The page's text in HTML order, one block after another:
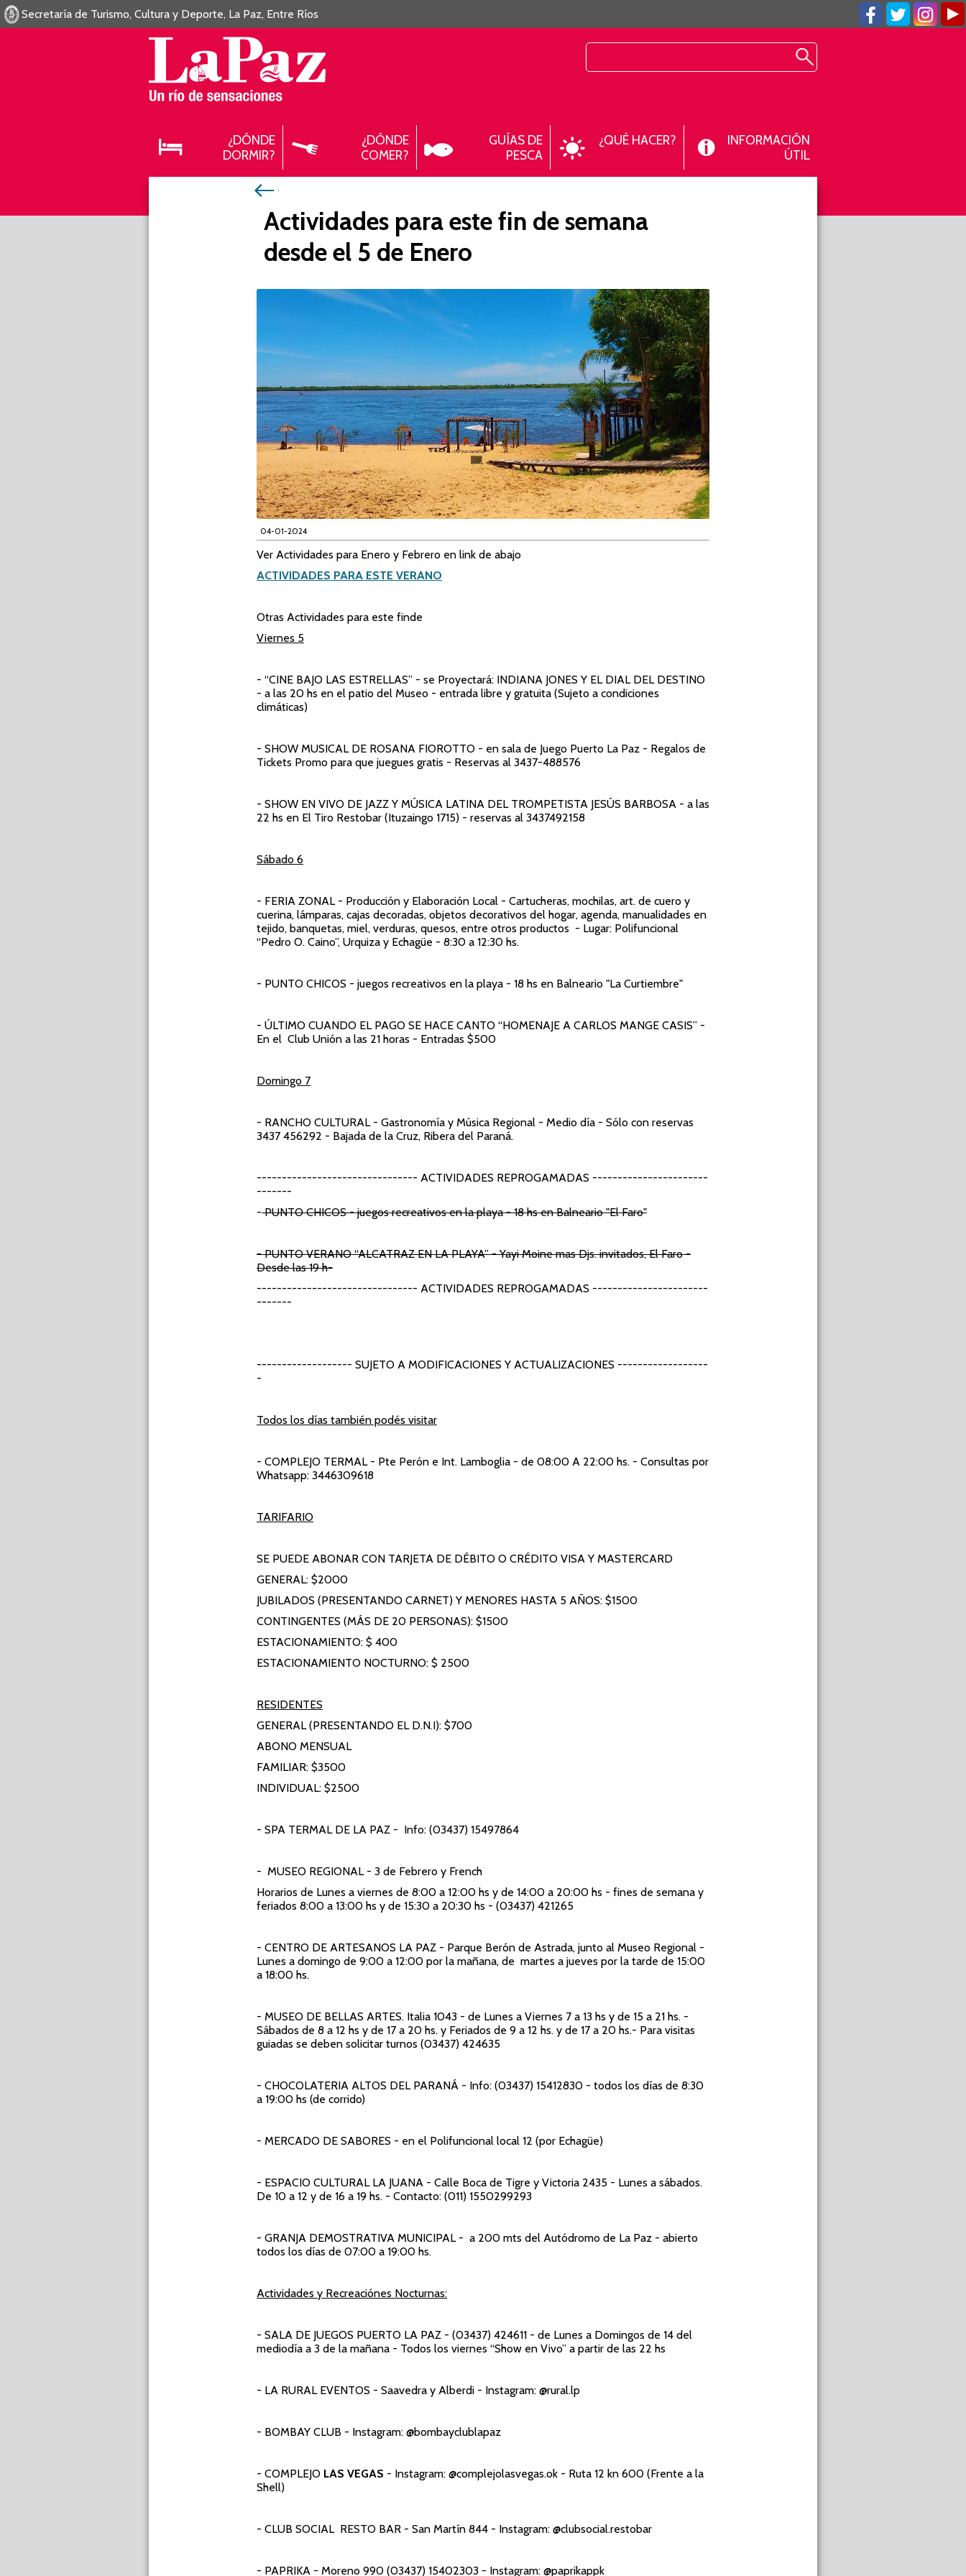
Secretaría de Turismo, Cultura y Deporte, La Paz, Entre Ríos
¿DÓNDE
DORMIR?
¿DÓNDE
COMER?
GUÍAS DE
PESCA
¿QUÉ HACER?
INFORMACIÓN
ÚTIL
Actividades para este fin de semana
desde el 5 de Enero
04-01-2024
Ver Actividades para Enero y Febrero en link de abajo
ACTIVIDADES PARA ESTE VERANO
Otras Actividades para este finde
Viernes 5
- “CINE BAJO LAS ESTRELLAS” - se Proyectará: INDIANA JONES Y EL DIAL DEL DESTINO
- a las 20 hs en el patio del Museo - entrada libre y gratuita (Sujeto a condiciones
climáticas)
- SHOW MUSICAL DE ROSANA FIOROTTO - en sala de Juego Puerto La Paz - Regalos de
Tickets Promo para que juegues gratis - Reservas al 3437-488576
- SHOW EN VIVO DE JAZZ Y MÚSICA LATINA DEL TROMPETISTA JESÚS BARBOSA - a las
22 hs en El Tiro Restobar (Ituzaingo 1715) - reservas al 3437492158
Sábado 6
- FERIA ZONAL - Producción y Elaboración Local - Cartucheras, mochilas, art. de cuero y
cuerina, lámparas, cajas decoradas, objetos decorativos del hogar, agenda, manualidades en
tejido, banquetas, miel, verduras, quesos, entre otros productos - Lugar: Polifuncional
“Pedro O. Caino”, Urquiza y Echagüe - 8:30 a 12:30 hs.
- PUNTO CHICOS - juegos recreativos en la playa - 18 hs en Balneario "La Curtiembre"
- ÚLTIMO CUANDO EL PAGO SE HACE CANTO “HOMENAJE A CARLOS MANGE CASIS” -
En el Club Unión a las 21 horas - Entradas $500
Domingo 7
- RANCHO CULTURAL- Gastronomía y Música Regional - Medio día - Sólo con reservas
3437 456292 - Bajada de la Cruz, Ribera del Paraná.
-------------------------------- ACTIVIDADES REPROGAMADAS -----------------------
-------
-PUNTO CHICOS- juegos recreativos en la playa - 18 hs en Balneario "El Faro"
- PUNTO VERANO“ALCATRAZ EN LA PLAYA” - Yayi Moine mas Djs. invitados, El Faro -
Desde las 19 h-
-------------------------------- ACTIVIDADES REPROGAMADAS -----------------------
-------
------------------- SUJETO A MODIFICACIONES Y ACTUALIZACIONES ------------------
-
Todos los días también podés visitar
- COMPLEJO TERMAL- Pte Perón e Int. Lamboglia - de 08:00 A 22:00 hs. - Consultas por
Whatsapp: 3446309618
TARIFARIO
SE PUEDE ABONAR CON TARJETA DE DÉBITO O CRÉDITO VISA Y MASTERCARD
GENERAL: $2000
JUBILADOS (PRESENTANDO CARNET) Y MENORES HASTA 5 AÑOS: $1500
CONTINGENTES (MÁS DE 20 PERSONAS): $1500
ESTACIONAMIENTO: $ 400
ESTACIONAMIENTO NOCTURNO: $ 2500
RESIDENTES
GENERAL (PRESENTANDO EL D.N.I): $700
ABONO MENSUAL
FAMILIAR: $3500
INDIVIDUAL: $2500
- SPA TERMAL DE LA PAZ - Info: (03437) 15497864
- MUSEO REGIONAL- 3 de Febrero y French
Horarios de Lunes a viernes de 8:00 a 12:00 hs y de 14:00 a 20:00 hs - fines de semana y
feriados 8:00 a 13:00 hs y de 15:30 a 20:30 hs - (03437) 421265
- CENTRO DE ARTESANOS LA PAZ - Parque Berón de Astrada, junto al Museo Regional -
Lunes a domingo de 9:00 a 12:00 por la mañana, de martes a jueves por la tarde de 15:00
a 18:00 hs.
- MUSEO DE BELLAS ARTES. Italia 1043 - de Lunes a Viernes 7 a 13 hs y de 15 a 21 hs. -
Sábados de 8 a 12 hs y de 17 a 20 hs. y Feriados de 9 a 12 hs. y de 17 a 20 hs.- Para visitas
guiadas se deben solicitar turnos (03437) 424635
- CHOCOLATERIA ALTOS DEL PARANÁ - Info: (03437) 15412830 - todos los días de 8:30
a 19:00 hs (de corrido)
- MERCADO DE SABORES - en el Polifuncional local 12 (por Echagüe)
- ESPACIO CULTURAL LA JUANA - Calle Boca de Tigre y Victoria 2435 - Lunes a sábados.
De 10 a 12 y de 16 a 19 hs. - Contacto: (011) 1550299293
- GRANJA DEMOSTRATIVA MUNICIPAL- a 200 mts del Autódromo de La Paz - abierto
todos los días de 07:00 a 19:00 hs.
Actividades y Recreaciónes Nocturnas:
- SALA DE JUEGOS PUERTO LA PAZ - (03437) 424611 - de Lunes a Domingos de 14 del
mediodía a 3 de la mañana - Todos los viernes “Show en Vivo” a partir de las 22 hs
- LA RURAL EVENTOS - Saavedra y Alberdi - Instagram: @rural.lp
- BOMBAY CLUB - Instagram: @bombayclublapaz
- COMPLEJO LAS VEGAS - Instagram: @complejolasvegas.ok - Ruta 12 kn 600 (Frente a la
Shell)
- CLUB SOCIAL RESTO BAR - San Martín 844 - Instagram: @clubsocial.restobar
- PAPRIKA - Moreno 990 (03437) 15402303 - Instagram: @paprikappk